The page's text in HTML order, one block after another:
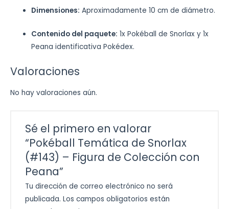
Dimensiones: Aproximadamente 10 cm de diámetro.
Contenido del paquete: 1x Pokéball de Snorlax y 1x
Peana identificativa Pokédex.
Valoraciones
No hay valoraciones aún.
Sé el primero en valorar
“Pokéball Temática de Snorlax
(#143) – Figura de Colección con
Peana”
Tu dirección de correo electrónico no será
publicada. Los campos obligatorios están